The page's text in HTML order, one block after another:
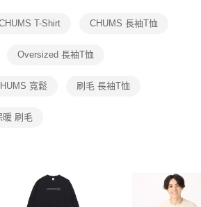
消欲退款等相關疑問，請聯繫「AFTEE先享後付
support/home
限公司提供之「AFTEE先享後付」服務完成之交
公司。
徵得法定代理人或監護人之同意方可使用
」時，將依據個別帳號之用戶狀況，依本公司即
或使用他人資訊註冊。若發現惡意使用之情形，
T-Shirt CHUMS 長袖T恤
Oversized 長袖T恤
寬鬆 刷毛 長袖T恤
暖 刷毛